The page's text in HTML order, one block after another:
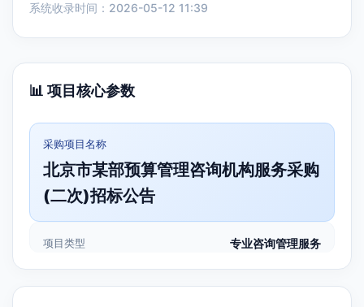
系统收录时间：2026-05-12 11:39
📊 项目核心参数
采购项目名称
北京市某部预算管理咨询机构服务采购
(二次)招标公告
项目类型 专业咨询管理服务